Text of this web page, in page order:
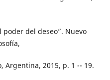
poder del deseo”. Nuevo
Argentina, 2015, p. 1 -- 19.